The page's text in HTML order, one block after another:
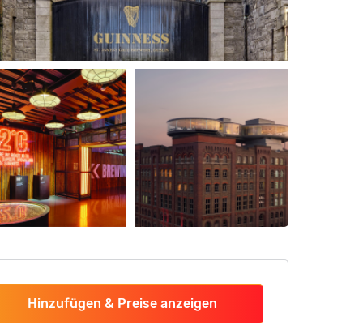
Hinzufügen & Preise anzeigen